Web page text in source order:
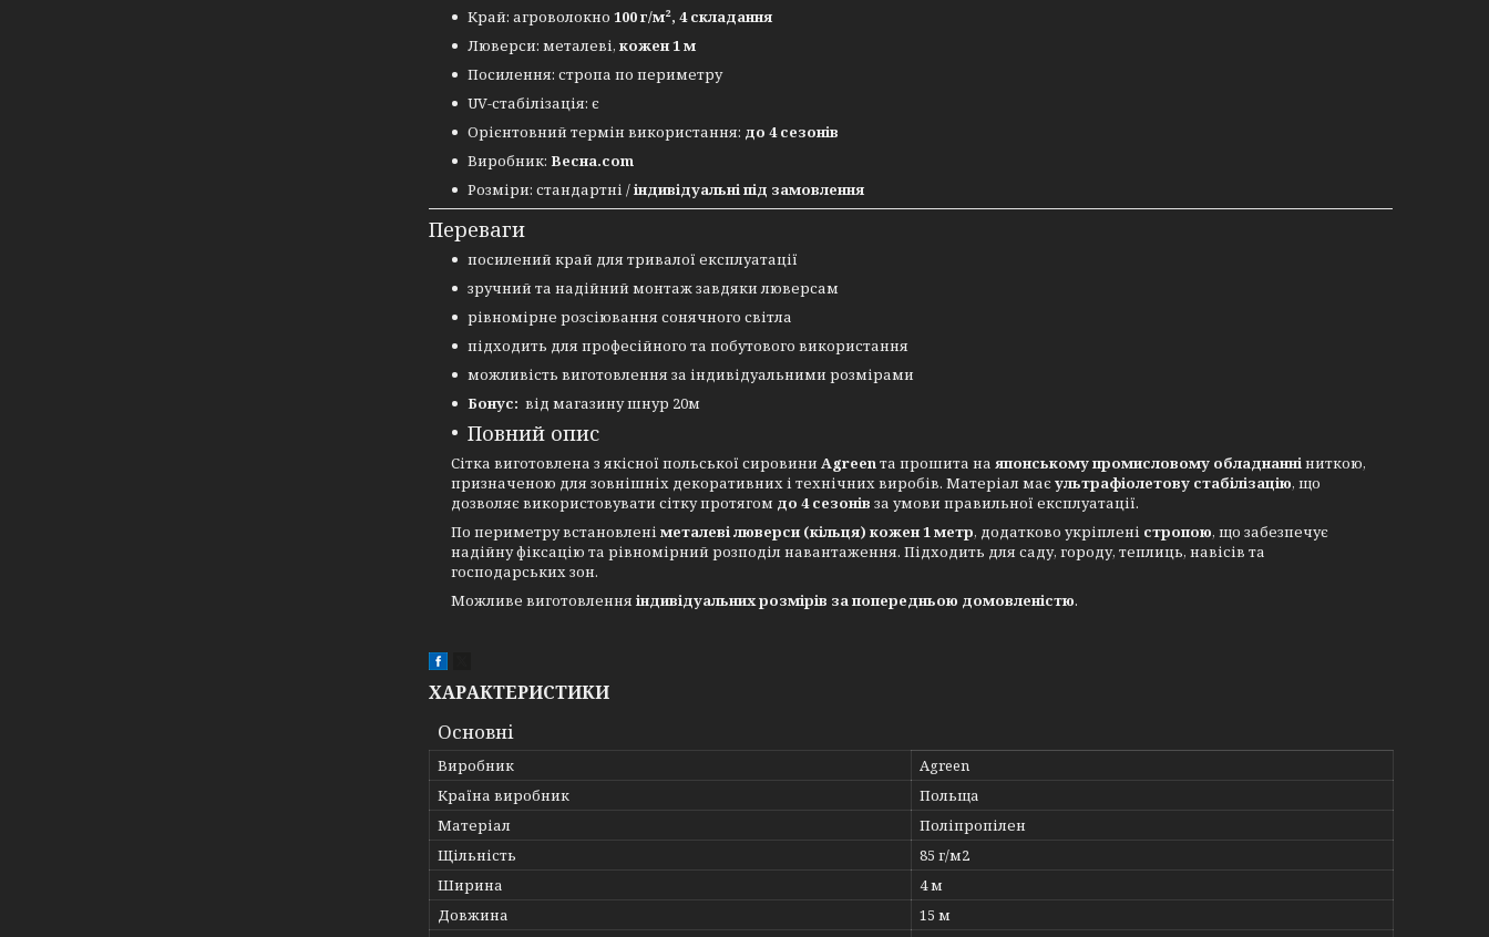
Край: агроволокно 100 г/м², 4 складання
Люверси: металеві, кожен 1 м
Посилення: стропа по периметру
UV-стабілізація: є
Орієнтовний термін використання: до 4 сезонів
Виробник: Весна.com
Розміри: стандартні /індивідуальні під замовлення
Переваги
посилений край для тривалої експлуатації
зручний та надійний монтаж завдяки люверсам
рівномірне розсіювання сонячного світла
підходить для професійного та побутового використання
можливість виготовлення за індивідуальними розмірами
Бонус: від магазину шнур 20м
Повний опис
Сітка виготовлена з якісної польської сировини Agreen та прошита на японському промисловому обладнанні ниткою,
призначеною для зовнішніх декоративних і технічних виробів. Матеріал маєультрафіолетову стабілізацію, що
дозволяє використовувати сітку протягом до 4 сезонів за умови правильної експлуатації.
По периметру встановлені металеві люверси (кільця) кожен 1 метр, додатково укріплені стропою, що забезпечує
надійну фіксацію та рівномірний розподіл навантаження. Підходить для саду, городу, теплиць, навісів та
господарських зон.
Можливе виготовлення індивідуальних розмірів за попередньою домовленістю.
ХАРАКТЕРИСТИКИ
Основні
Виробник
Agreen
Країна виробник
Польща
Матеріал
Поліпропілен
Щільність
85 г/м2
Ширина
4 м
Довжина
15 м